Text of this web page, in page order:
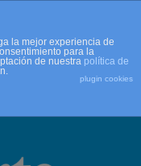
la mejor experiencia de
para la
de nuestra política de
plugin cookies